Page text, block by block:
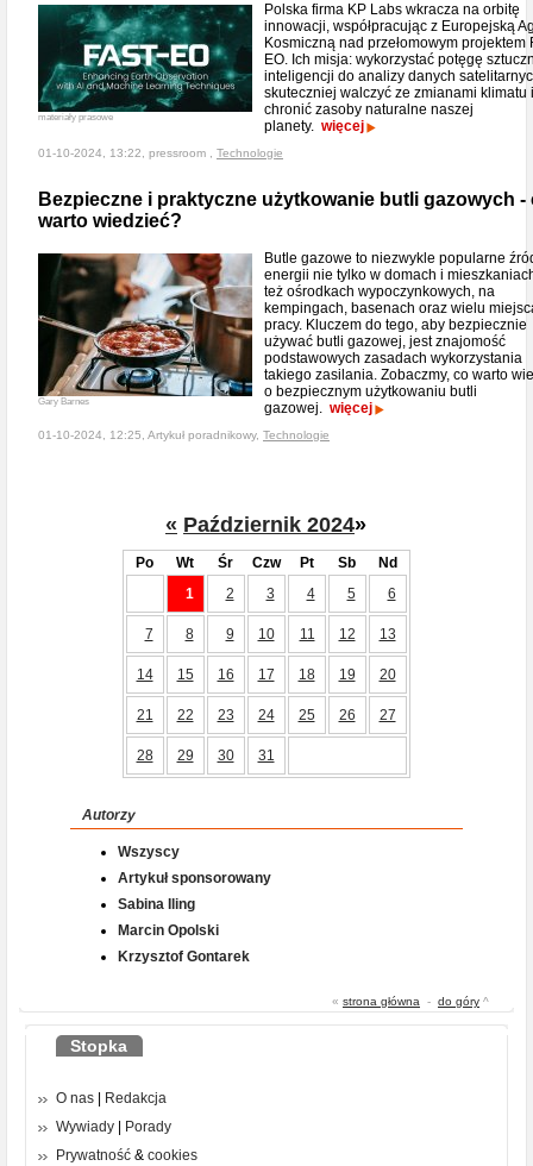
materiały prasowe
Polska firma KP Labs wkracza na orbitę
innowacji, współpracując z Europejską
Kosmiczną nad przełomowym projektem
EO. Ich misja: wykorzystać potęgę
inteligencji do analizy danych
skuteczniej walczyć ze zmianami klimatu i
chronić zasoby naturalne naszej
planety. więcej
01-10-2024, 13:22, pressroom , Technologie
Bezpieczne i praktyczne użytkowanie butli gazowych -
warto wiedzieć?
Gary Barnes
Butle gazowe to niezwykle popularne
energii nie tylko w domach i
też ośrodkach wypoczynkowych, na
kempingach, basenach oraz wielu
pracy. Kluczem do tego, aby bezpiecznie
używać butli gazowej, jest znajomość
podstawowych zasadach wykorzystania
takiego zasilania. Zobaczmy, co warto
o bezpiecznym użytkowaniu butli
gazowej. więcej
01-10-2024, 12:25, Artykuł poradnikowy, Technologie
« Październik 2024»
Po Wt Śr Czw Pt Sb
Nd
1
2 3 4 5 6
7 8 9 10 11 12 13
14 15 16 17 18 19 20
21 22 23 24 25 26 27
28 29 30 31
Autorzy
Wszyscy
Artykuł sponsorowany
Sabina Iling
Marcin Opolski
Krzysztof Gontarek
« strona główna - do góry ^
Stopka
O nas
Redakcja
Wywiady
Porady
Prywatność & cookies